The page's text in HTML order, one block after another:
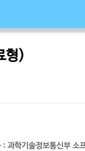
형)
과학기술정보통신부 소